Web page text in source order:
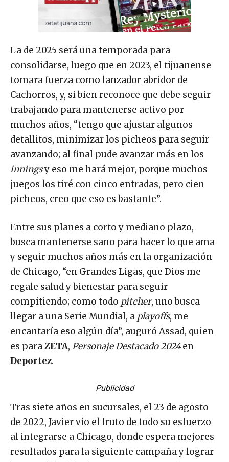
La de 2025 será una temporada para
consolidarse, luego que en 2023, el tijuanense
tomara fuerza como lanzador abridor de
Cachorros, y, si bien reconoce que debe seguir
trabajando para mantenerse activo por
muchos años, “tengo que ajustar algunos
detallitos, minimizar los picheos para seguir
avanzando; al final pude avanzar más en los
inningsy eso me hará mejor, porque muchos
juegos los tiré con cinco entradas, pero cien
picheos, creo que eso es bastante”.
Entre sus planes a corto y mediano plazo,
busca mantenerse sano para hacer lo que ama
y seguir muchos años más en la organización
de Chicago, “en Grandes Ligas, que Dios me
regale salud y bienestar para seguir
compitiendo; como todo pitcher, uno busca
llegar a una Serie Mundial, a playoffs, me
encantaría eso algún día”, auguró Assad, quien
es paraZETA, Personaje Destacado 2024en
Deportez.
Publicidad
Tras siete años en sucursales, el 23 de agosto
de 2022, Javier vio el fruto de todo su esfuerzo
al integrarse a Chicago, donde espera mejores
resultados para la siguiente campaña y lograr